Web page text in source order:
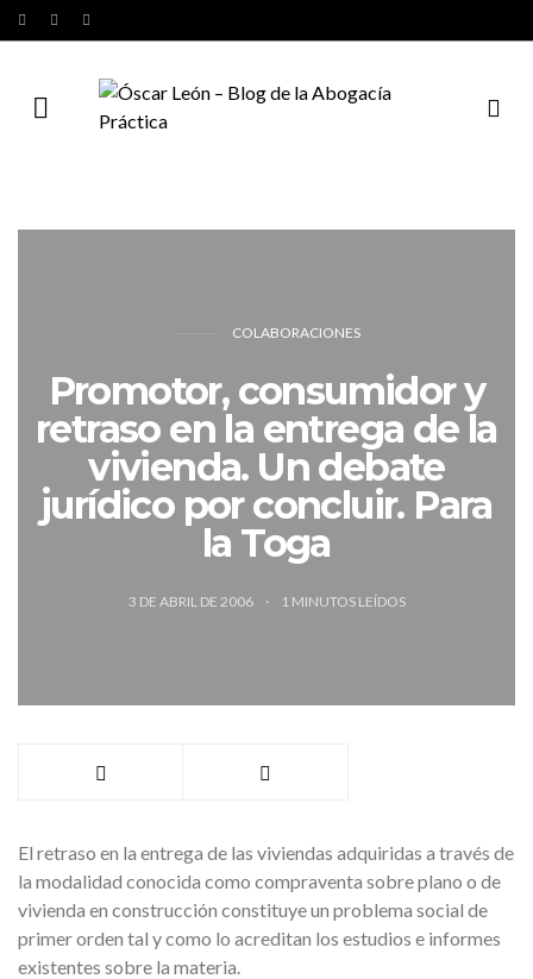
COLABORACIONES
Promotor, consumidor y
retraso en la entrega de la
vivienda. Un debate
jurídico por concluir. Para
la Toga
3 DE ABRIL DE 2006 1 MINUTOS LEÍDOS
El retraso en la entrega de las viviendas adquiridas a través de
la modalidad conocida como compraventa sobre plano o de
vivienda en construcción constituye un problema social de
primer orden tal y como lo acreditan los estudios e informes
existentes sobre la materia.